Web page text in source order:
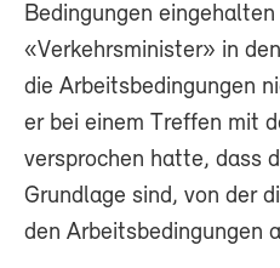
Bedingungen
«Verkehrsminister» in
die Arbeitsbedingungen
er bei einem Treffen mit
versprochen hatte, dass
Grundlage sind, von der
den Arbeitsbedingungen